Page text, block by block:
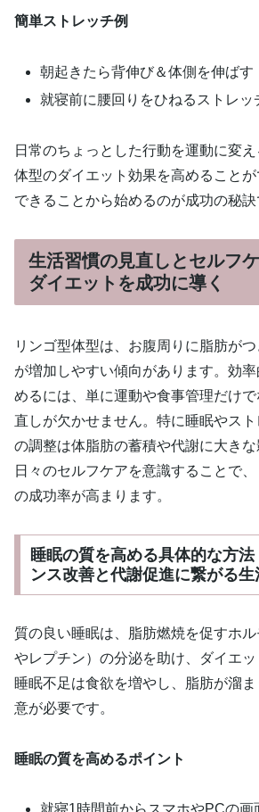
簡単ストレッチ例
朝起きたら背伸び＆体側を伸ばす
就寝前に腰回りをひねるストレッ
日常のちょっとした行動を運動に変
体型のダイエット効果を高めることが
できることから始めるのが成功の秘訣
生活習慣の見直しとセルフ
ダイエットを成功に導く
リンゴ型体型は、お腹周りに脂肪が
が増加しやすい傾向があります。効
めるには、単に運動や食事管理だけ
直しが欠かせません。特に睡眠やス
の調整は体脂肪の蓄積や代謝に大きな
日々のセルフケアを意識することで
の成功率が高まります。
睡眠の質を高める具体的な方
ンス改善と代謝促進に繋がる生
質の良い睡眠は、脂肪燃焼を促すホ
やレプチン）の分泌を助け、ダイエッ
睡眠不足は食欲を増やし、脂肪が溜
意が必要です。
睡眠の質を高めるポイント